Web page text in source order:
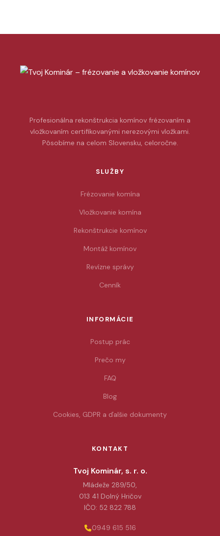
Profesionálna rekonštrukcia komínov frézovaním a
vložkovaním certifikovanými nerezovými vložkami.
Pôsobíme na celom Slovensku, celoročne.
SLUŽBY
Frézovanie komína
Vložkovanie komína
Rekonštrukcie komínov
Montáž komínov
Revízne správy
Cenník
INFORMÁCIE
Postup prác
Prečo my
FAQ
Blog
Cookies, GDPR a ďalšie dokumenty
KONTAKT
Tvoj Kominár, s. r. o.
Mládeže 289/50,
013 41 Dolný Hričov
IČO: 52 822 788
0949 615 516